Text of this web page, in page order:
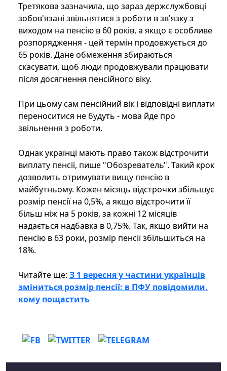
Третякова зазначила, що зараз держслужбовці
зобов'язані звільнятися з роботи в зв'язку з
виходом на пенсію в 60 років, а якщо є особливе
розпорядження - цей термін продовжується до
65 років. Дане обмеження збираються
скасувати, щоб люди продовжували працювати
після досягнення пенсійного віку.
При цьому сам пенсійний вік і відповідні виплати
переноситися не будуть - мова йде про
звільнення з роботи.
Однак українці мають право також відстрочити
виплату пенсії, пише "Обозреватель". Такий крок
дозволить отримувати вищу пенсію в
майбутньому. Кожен місяць відстрочки збільшує
розмір пенсії на 0,5%, а якщо відстрочити її
більш ніж на 5 років, за кожні 12 місяців
надається надбавка в 0,75%. Так, якщо вийти на
пенсію в 63 роки, розмір пенсії збільшиться на
18%.
Читайте ще: З 1 вересня у частини українців
зміниться розмір пенсії: в ПФУ повідомили,
кому пощастить